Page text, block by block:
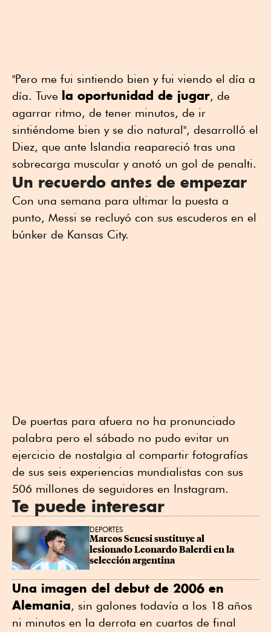
"Pero me fui sintiendo bien y fui viendo el día a
día. Tuve la oportunidad de jugar, de
agarrar ritmo, de tener minutos, de ir
sintiéndome bien y se dio natural", desarrolló el
Diez, que ante Islandia reapareció tras una
sobrecarga muscular y anotó un gol de penalti.
Un recuerdo antes de empezar
Con una semana para ultimar la puesta a
punto, Messi se recluyó con sus escuderos en el
búnker de Kansas City.
De puertas para afuera no ha pronunciado
palabra pero el sábado no pudo evitar un
ejercicio de nostalgia al compartir fotografías
de sus seis experiencias mundialistas con sus
506 millones de seguidores en Instagram.
Te puede interesar
DEPORTES
Marcos Senesi sustituye al
lesionado Leonardo Balerdi en la
selección argentina
Una imagen del debut de 2006 en
Alemania, sin galones todavía a los 18 años
ni minutos en la derrota en cuartos de final